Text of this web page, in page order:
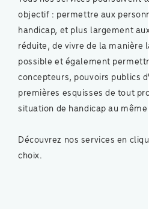
objectif : permettre aux
handicap, et plus largement
réduite, de vivre de la manière
possible et également
concepteurs, pouvoirs publics
premières esquisses de tout
situation de handicap au
Découvrez nos services en
choix.